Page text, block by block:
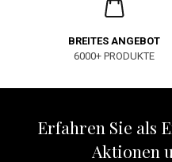
BREITES ANGEBOT
6000+ PRODUKTE
Erfahren Sie als
Aktionen